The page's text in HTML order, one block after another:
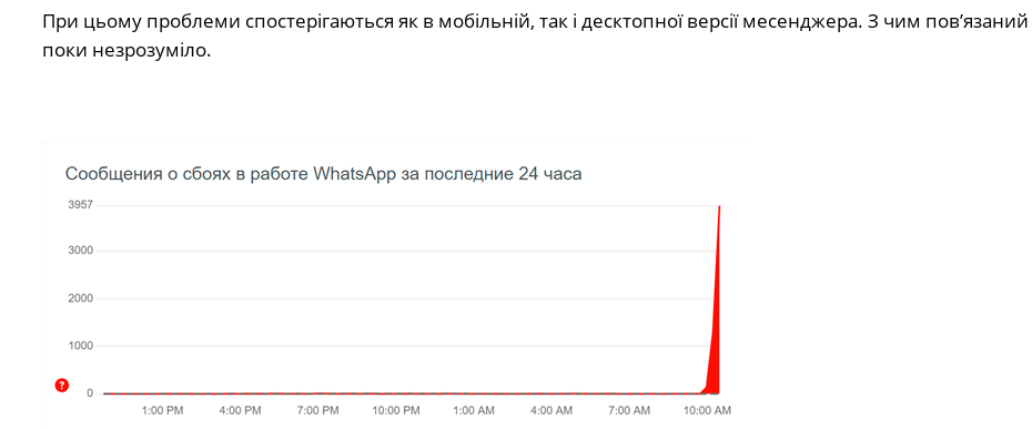
При цьому проблеми спостерігаються як в мобільній, так і десктопної версії месенджера. З чим пов’язаний
поки незрозуміло.